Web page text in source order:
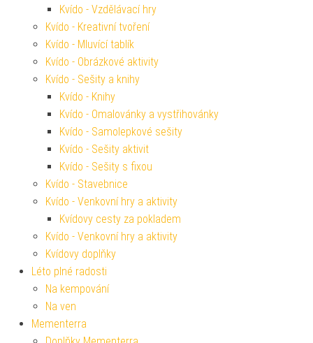
Kvído - Vzdělávací hry
Kvído - Kreativní tvoření
Kvído - Mluvící tablík
Kvído - Obrázkové aktivity
Kvído - Sešity a knihy
Kvído - Knihy
Kvído - Omalovánky a vystřihovánky
Kvído - Samolepkové sešity
Kvído - Sešity aktivit
Kvído - Sešity s fixou
Kvído - Stavebnice
Kvído - Venkovní hry a aktivity
Kvídovy cesty za pokladem
Kvído - Venkovní hry a aktivity
Kvídovy doplňky
Léto plné radosti
Na kempování
Na ven
Mementerra